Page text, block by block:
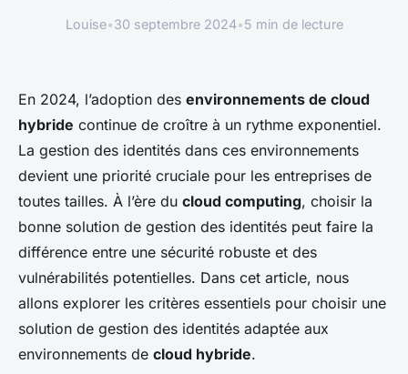
Louise•30 septembre 2024•5 min de lecture
En 2024, l’adoption des environnements de cloud
hybride continue de croître à un rythme exponentiel.
La gestion des identités dans ces environnements
devient une priorité cruciale pour les entreprises de
toutes tailles. À l’ère du cloud computing, choisir la
bonne solution de gestion des identités peut faire la
différence entre une sécurité robuste et des
vulnérabilités potentielles. Dans cet article, nous
allons explorer les critères essentiels pour choisir une
solution de gestion des identités adaptée aux
environnements de cloud hybride.